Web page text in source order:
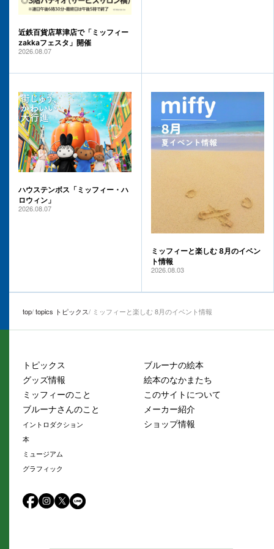
近鉄百貨店草津店で「ミッフィー
zakkaフェスタ」開催
2026.08.07
ハウステンボス「ミッフィー・ハ
ロウィン」
2026.08.07
ミッフィーと楽しむ 8月のイベン
ト情報
2026.08.03
top topics トピックス ミッフィーと楽しむ 8月のイベント情報
トピックス
グッズ情報
ミッフィーのこと
ブルーナさんのこと
イントロダクション
本
ミュージアム
グラフィック
ブルーナの絵本
絵本のなかまたち
このサイトについて
メーカー紹介
ショップ情報